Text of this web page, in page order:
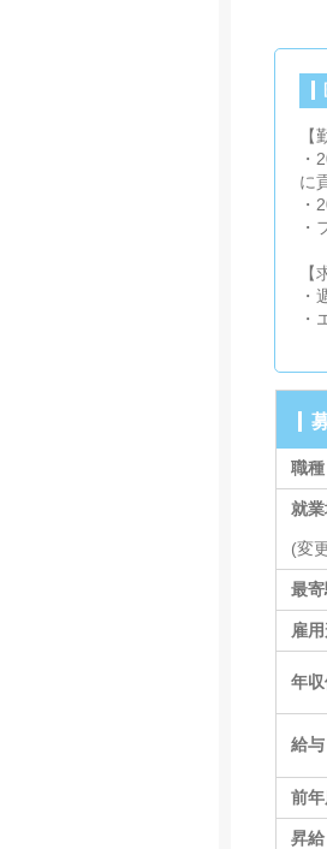
【
・
に
・
・
【
・
・
職種
就
(変
最
雇
年収
給与
前
昇給